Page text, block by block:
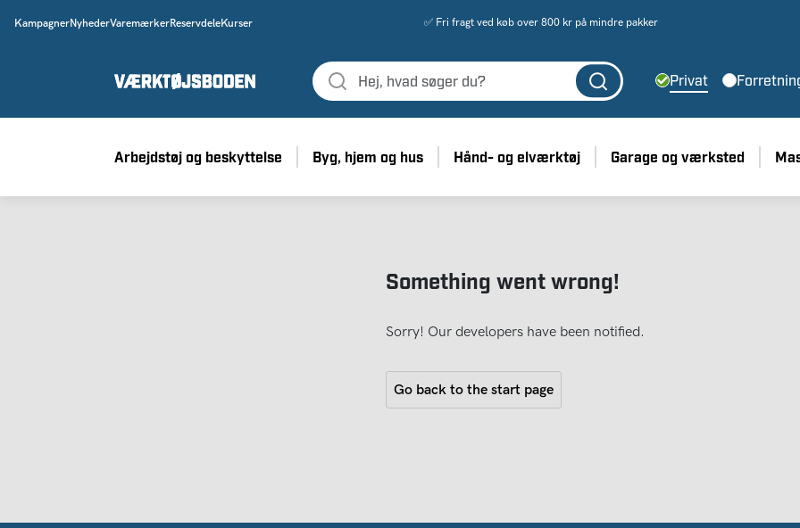
KampagnerNyhederVaremærkerReservdeleKurser ✅ Fri fragt ved køb over 800 kr på mindre pakker
Privat
Arbejdstøj og beskyttelse Byg, hjem og hus Hånd- og elværktøj Garage og værksted
Something went wrong!
Sorry! Our developers have been notified.
Go back to the start page